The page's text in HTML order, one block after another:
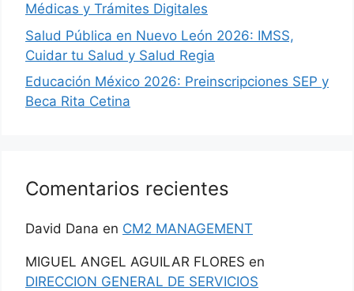
Médicas y Trámites Digitales
Salud Pública en Nuevo León 2026: IMSS,
Cuidar tu Salud y Salud Regia
Educación México 2026: Preinscripciones SEP y
Beca Rita Cetina
Comentarios recientes
David Dana en CM2 MANAGEMENT
MIGUEL ANGEL AGUILAR FLORES en
DIRECCION GENERAL DE SERVICIOS